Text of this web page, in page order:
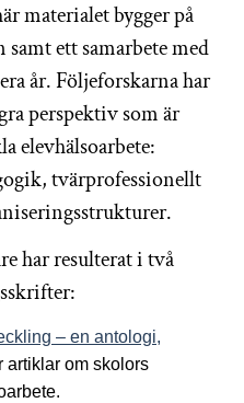
materialet bygger på
ett samarbete med
år. Följeforskarna har
perspektiv som är
elevhälsoarbete:
tvärprofessionellt
har resulterat i två
– en antologi,
artiklar om skolors